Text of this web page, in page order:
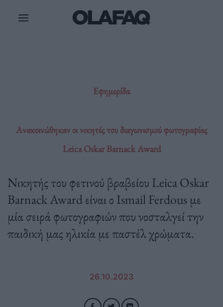
Εφημερίδα
Ανακοινώθηκαν οι νικητές του διαγωνισμού φωτογραφίας
Leica Oskar Barnack Award
Νικητής του φετινού βραβείου Leica Oskar
Barnack Award είναι ο Ismail Ferdous με
μία σειρά φωτογραφιών που νοσταλγεί την
παιδική μας ηλικία με παστέλ χρώματα.
26.10.2023